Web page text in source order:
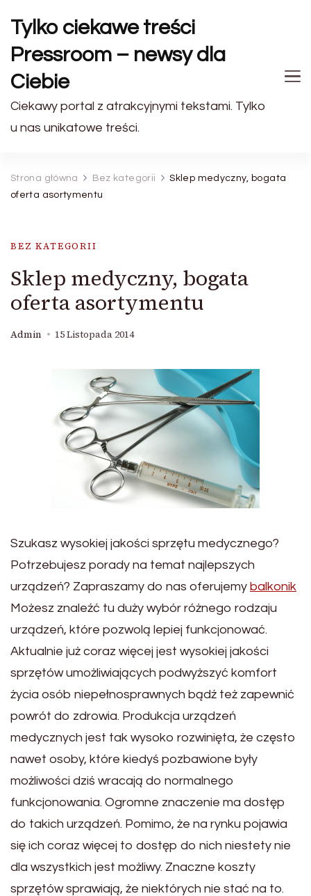
Tylko ciekawe treści
Pressroom – newsy dla
Ciebie
Ciekawy portal z atrakcyjnymi tekstami. Tylko
u nas unikatowe treści.
Strona główna Bez kategorii
Sklep medyczny, bogata
oferta asortymentu
BEZ KATEGORII
Sklep medyczny, bogata
oferta asortymentu
Admin 15 Listopada 2014
Szukasz wysokiej jakości sprzętu medycznego?
Potrzebujesz porady na temat najlepszych
urządzeń? Zapraszamy do nas oferujemy balkonik
Możesz znaleźć tu duży wybór różnego rodzaju
urządzeń, które pozwolą lepiej funkcjonować.
Aktualnie już coraz więcej jest wysokiej jakości
sprzętów umożliwiających podwyższyć komfort
życia osób niepełnosprawnych bądź też zapewnić
powrót do zdrowia. Produkcja urządzeń
medycznych jest tak wysoko rozwinięta, że często
nawet osoby, które kiedyś pozbawione były
możliwości dziś wracają do normalnego
funkcjonowania. Ogromne znaczenie ma dostęp
do takich urządzeń. Pomimo, że na rynku pojawia
się ich coraz więcej to dostęp do nich niestety nie
dla wszystkich jest możliwy. Znaczne koszty
sprzętów sprawiają, że niektórych nie stać na to.